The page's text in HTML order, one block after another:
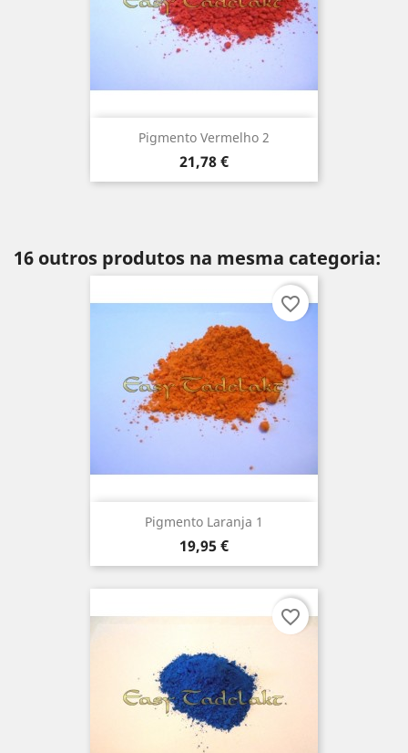
Pigmento Vermelho 2
Preço
21,78 €
16 outros produtos na mesma categoria:
Pigmento Laranja 1
Preço
19,95 €
favorite_border
favorite_border